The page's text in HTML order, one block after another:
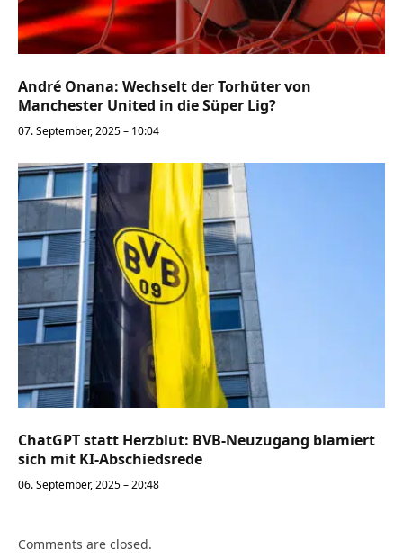
André Onana: Wechselt der Torhüter von
Manchester United in die Süper Lig?
07. September, 2025 – 10:04
ChatGPT statt Herzblut: BVB-Neuzugang blamiert
sich mit KI-Abschiedsrede
06. September, 2025 – 20:48
Comments are closed.